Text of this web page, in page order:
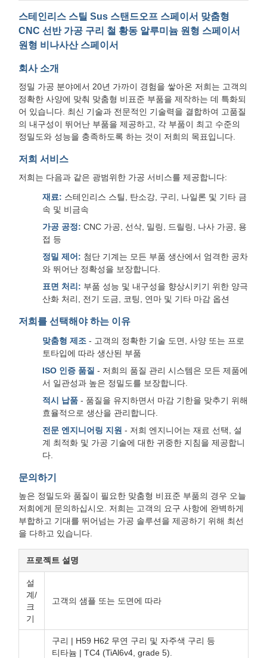
스테인리스 스틸 Sus 스탠드오프 스페이서 맞춤형
CNC 선반 가공 구리 철 황동 알루미늄 원형 스페이서
원형 비나사산 스페이서
회사 소개
정밀 가공 분야에서 20년 가까이 경험을 쌓아온 저희는 고객의
정확한 사양에 맞춰 맞춤형 비표준 부품을 제작하는 데 특화되
어 있습니다. 최신 기술과 전문적인 기술력을 결합하여 고품질
의 내구성이 뛰어난 부품을 제공하고, 각 부품이 최고 수준의
정밀도와 성능을 충족하도록 하는 것이 저희의 목표입니다.
저희 서비스
저희는 다음과 같은 광범위한 가공 서비스를 제공합니다:
재료: 스테인리스 스틸, 탄소강, 구리, 나일론 및 기타 금
속 및 비금속
가공 공정: CNC 가공, 선삭, 밀링, 드릴링, 나사 가공, 용
접 등
정밀 제어: 첨단 기계는 모든 부품 생산에서 엄격한 공차
와 뛰어난 정확성을 보장합니다.
표면 처리: 부품 성능 및 내구성을 향상시키기 위한 양극
산화 처리, 전기 도금, 코팅, 연마 및 기타 마감 옵션
저희를 선택해야 하는 이유
맞춤형 제조 - 고객의 정확한 기술 도면, 사양 또는 프로
토타입에 따라 생산된 부품
ISO 인증 품질 - 저희의 품질 관리 시스템은 모든 제품에
서 일관성과 높은 정밀도를 보장합니다.
적시 납품 - 품질을 유지하면서 마감 기한을 맞추기 위해
효율적으로 생산을 관리합니다.
전문 엔지니어링 지원 - 저희 엔지니어는 재료 선택, 설
계 최적화 및 가공 기술에 대한 귀중한 지침을 제공합니
다.
문의하기
높은 정밀도와 품질이 필요한 맞춤형 비표준 부품의 경우 오늘
저희에게 문의하십시오. 저희는 고객의 요구 사항에 완벽하게
부합하고 기대를 뛰어넘는 가공 솔루션을 제공하기 위해 최선
을 다하고 있습니다.
프로젝트 설명
설
계/
크
기
고객의 샘플 또는 도면에 따라
구리 | H59 H62 무연 구리 및 자주색 구리 등
티타늄 | TC4 (TiAl6v4, grade 5).